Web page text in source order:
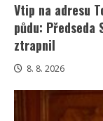
Vtip na adresu
půdu: Předseda
ztrapnil
8. 8. 2026